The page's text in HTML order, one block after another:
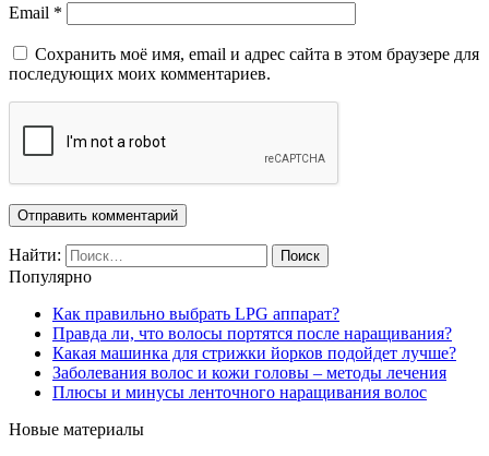
Email *
Сохранить моё имя, email и адрес сайта в этом браузере для
последующих моих комментариев.
Найти:
Популярно
Как правильно выбрать LPG аппарат?
Правда ли, что волосы портятся после наращивания?
Какая машинка для стрижки йорков подойдет лучше?
Заболевания волос и кожи головы – методы лечения
Плюсы и минусы ленточного наращивания волос
Новые материалы